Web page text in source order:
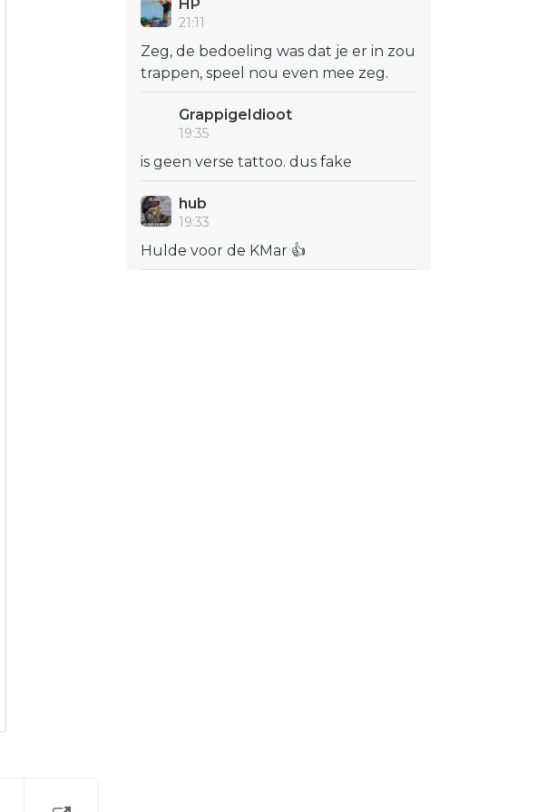
HP
21:11
Zeg, de bedoeling was dat je er in zou
trappen, speel nou even mee zeg.
GrappigeIdioot
19:35
is geen verse tattoo. dus fake
hub
19:33
Hulde voor de KMar 👍